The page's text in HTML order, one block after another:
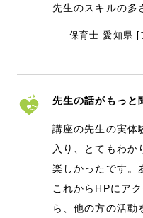
先生のスキルの多
保育士 愛知県 [
先生の話がもっと
講座の先生の実体
入り、とてもわか
楽しかったです。
これからHPにア
ら、他の方の活動